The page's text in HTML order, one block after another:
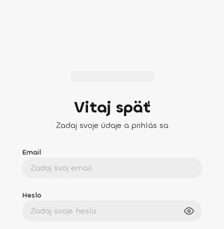
Vitaj späť
Zadaj svoje údaje a prihlás sa
Email
Heslo